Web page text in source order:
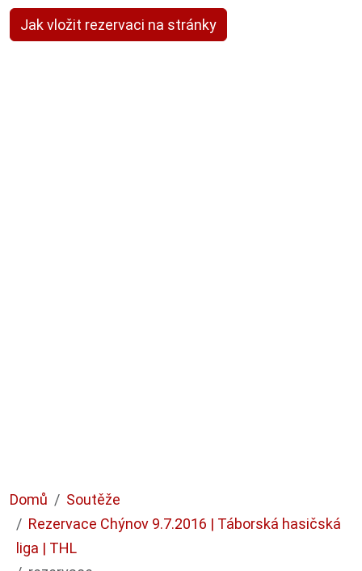
Jak vložit rezervaci na stránky
Domů
Soutěže
Rezervace Chýnov 9.7.2016 | Táborská hasičská
liga | THL